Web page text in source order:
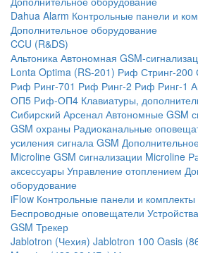
Dahua Alarm Контрольные панели и
Дополнительное оборудование
CCU (R&DS)
Альтоника Автономная GSM-
Lonta Optima (RS-201) Риф Стринг-200
Риф Ринг-701 Риф Ринг-2 Риф Ринг-1
ОП5 Риф-ОП4 Клавиатуры,
Сибирский Арсенал Автономные GSM
GSM охраны Радиоканальные
усиления сигнала GSM
Microline GSM cигнализации Microline
аксессуары Управление отоплением
оборудование
iFlow Контрольные панели и комплекты
Беспроводные оповещатели
GSM Трекер
Jablotron (Чехия) Jablotron 100 Oasis